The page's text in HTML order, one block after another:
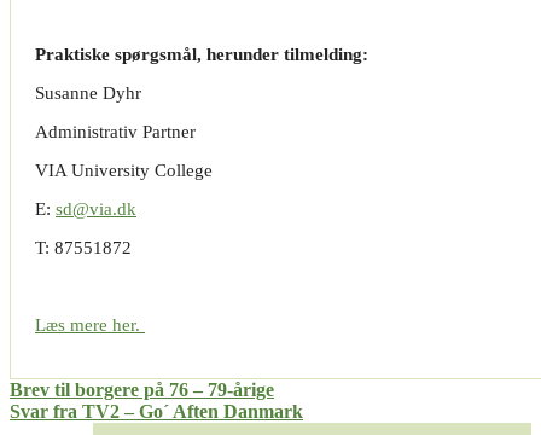
Praktiske spørgsmål, herunder tilmelding:
Susanne Dyhr
Administrativ Partner
VIA University College
E: sd@via.dk
T: 87551872
Læs mere her.
Indlægsnavigation
Brev til borgere på 76 – 79-årige
Svar fra TV2 – Go´ Aften Danmark